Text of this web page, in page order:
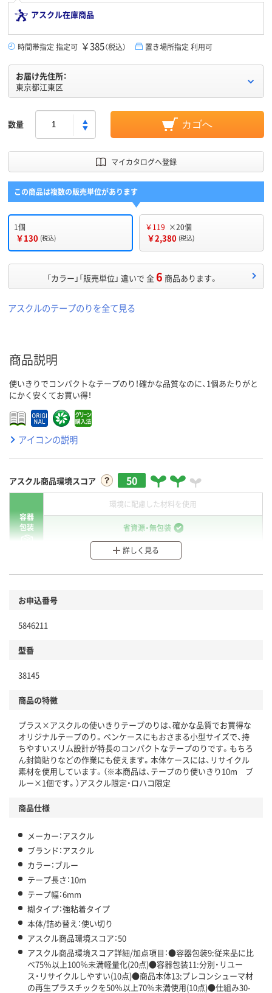
アスクル在庫商品
時間帯指定 指定可 ￥385（税込） 置き場所指定 利用可
お届け先住所：
東京都江東区
数量 カゴへ
マイカタログへ登録
この商品は複数の販売単位があります
1個
￥130 (税込)
￥119 ×20個
￥2,380 (税込)
「カラー」「販売単位」 違いで 全6 商品あります。
アスクルのテープのりを全て見る
商品説明
使いきりでコンパクトなテープのり！確かな品質なのに、1個あたりがと
にかく安くてお買い得！
アイコンの説明
アスクル商品環境スコア 50
容器
包装
環境に配慮した材料を使用
省資源・無包装
分別・リサイクルしやすい設計
商品
本体
仕組
この商品の環境配慮ポイントです。下記商品詳細「
アスクル商品環境スコア詳細／加点項目
」で確認できます。
詳しく見る
お申込番号
5846211
型番
38145
商品の特徴
プラス×アスクルの使いきりテープのりは、確かな品質でお買得な
オリジナルテープのり。ペンケースにもおさまる小型サイズで、持
ちやすいスリム設計が特長のコンパクトなテープのりです。もちろ
ん封筒貼りなどの作業にも使えます。本体ケースには、リサイクル
素材を使用しています。（※本商品は、テープのり使いきり10m ブ
ルー×1個です。）アスクル限定・ロハコ限定
商品仕様
メーカー：アスクル
ブランド：アスクル
カラー：ブルー
テープ長さ：10m
テープ幅：6mm
糊タイプ：強粘着タイプ
本体/詰め替え：使い切り
アスクル商品環境スコア：50
アスクル商品環境スコア詳細/加点項目：●容器包装9:従来品に比
べ75％以上100％未満軽量化(20点)●容器包装11:分別・リユー
ス・リサイクルしやすい(10点)●商品本体13:プレコンシューマ材
の再生プラスチックを50％以上70％未満使用(10点)●仕組み30-